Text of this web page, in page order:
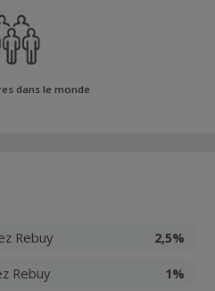
dans le monde
Rebuy 2,5%
Rebuy 1%